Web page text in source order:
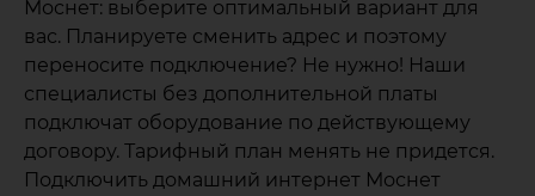
Моснет: выберите оптимальный вариант для
вас. Планируете сменить адрес и поэтому
переносите подключение? Не нужно! Наши
специалисты без дополнительной платы
подключат оборудование по действующему
договору. Тарифный план менять не придется.
Подключить домашний интернет Моснет